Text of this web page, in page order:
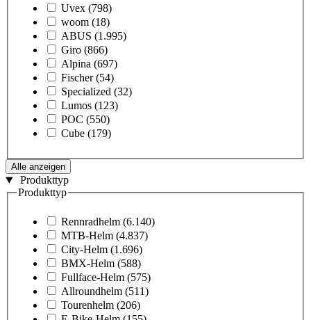
Uvex (798)
woom (18)
ABUS (1.995)
Giro (866)
Alpina (697)
Fischer (54)
Specialized (32)
Lumos (123)
POC (550)
Cube (179)
Alle anzeigen
Produkttyp
Produkttyp
Rennradhelm (6.140)
MTB-Helm (4.837)
City-Helm (1.696)
BMX-Helm (588)
Fullface-Helm (575)
Allroundhelm (511)
Tourenhelm (206)